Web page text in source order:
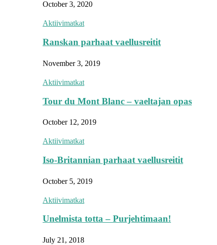
October 3, 2020
Aktiivimatkat
Ranskan parhaat vaellusreitit
November 3, 2019
Aktiivimatkat
Tour du Mont Blanc – vaeltajan opas
October 12, 2019
Aktiivimatkat
Iso-Britannian parhaat vaellusreitit
October 5, 2019
Aktiivimatkat
Unelmista totta – Purjehtimaan!
July 21, 2018